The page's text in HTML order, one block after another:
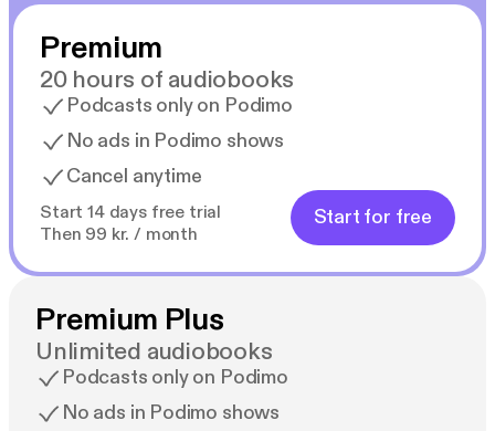
Premium
20 hours of audiobooks
Podcasts only on Podimo
No ads in Podimo shows
Cancel anytime
Start 14 days free trial
Then 99 kr. / month
Start for free
Premium Plus
Unlimited audiobooks
Podcasts only on Podimo
No ads in Podimo shows